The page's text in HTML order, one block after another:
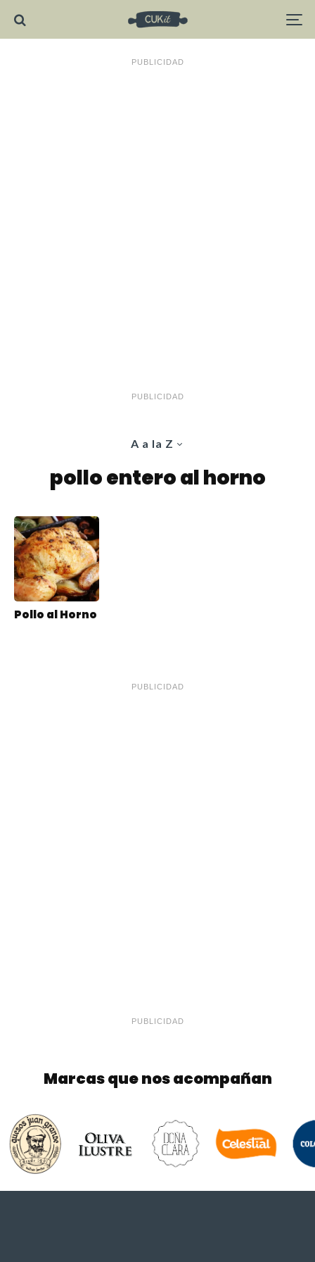
PUBLICIDAD
PUBLICIDAD
A a la Z
pollo entero al horno
Pollo al Horno
PUBLICIDAD
PUBLICIDAD
Marcas que nos acompañan